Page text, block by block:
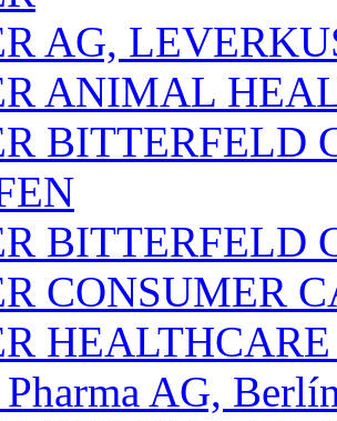
AG,
ANIMAL
BITTERFELD
BITTERFELD
CONSUMER
AG,